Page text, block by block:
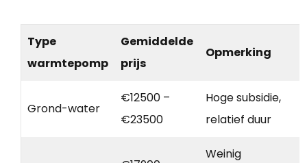
Type
warmtepomp
Gemiddelde
prijs
Opmerking
Grond-water
€12500 –
€23500
Hoge subsidie,
relatief duur
Weinig